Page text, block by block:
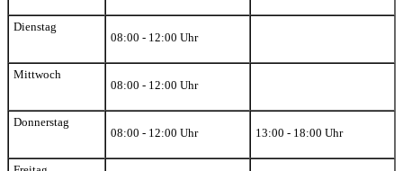
Dienstag
08:00 - 12:00 Uhr
Mittwoch
08:00 - 12:00 Uhr
Donnerstag
08:00 - 12:00 Uhr
13:00 - 18:00 Uhr